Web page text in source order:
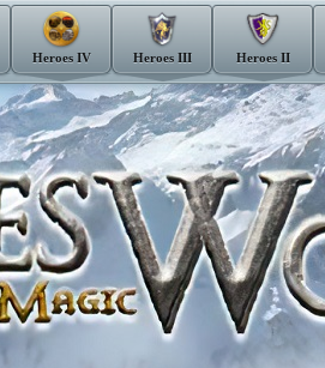
Heroes IV Heroes III Heroes II